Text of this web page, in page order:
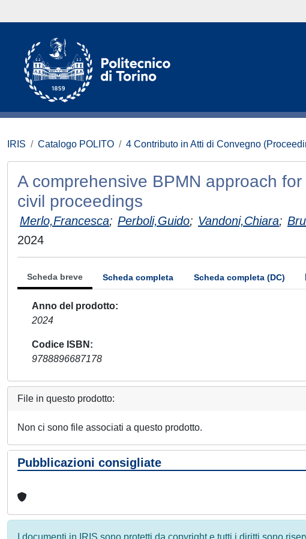
IRIS Catalogo POLITO 4 Contributo in Atti di Convegno
A comprehensive BPMN approach
civil proceedings
Merlo,Francesca; Perboli,Guido; Vandoni,Chiara;
2024
Scheda breve Scheda completa Scheda completa (DC)
Anno del prodotto
2024
Codice ISBN
9788896687178
File in questo prodotto:
Non ci sono file associati a questo prodotto.
Pubblicazioni consigliate
I documenti in IRIS sono protetti da copyright e tutti i diritti sono